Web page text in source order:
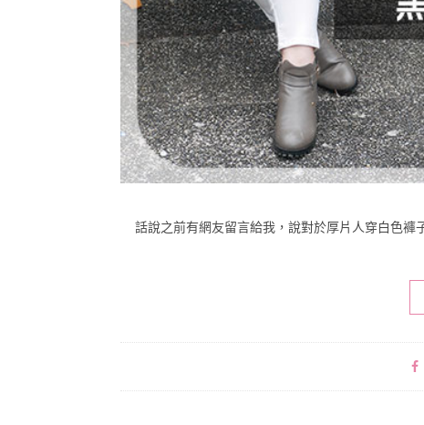
話說之前有網友留言給我，說對於厚片人穿白色褲